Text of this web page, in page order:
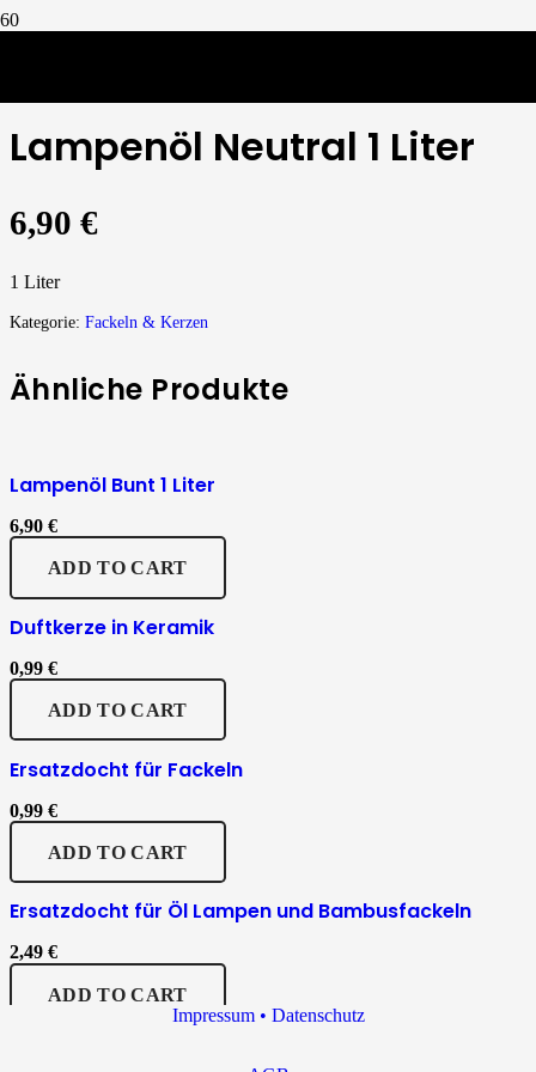
Lampenöl Neutral 1 Liter
6,90 €
1 Liter
Kategorie: Fackeln & Kerzen
Ähnliche Produkte
Lampenöl Bunt 1 Liter
6,90 €
ADD TO CART
Duftkerze in Keramik
0,99 €
ADD TO CART
Ersatzdocht für Fackeln
0,99 €
ADD TO CART
Ersatzdocht für Öl Lampen und Bambusfackeln
2,49 €
ADD TO CART
Impressum • Datenschutz